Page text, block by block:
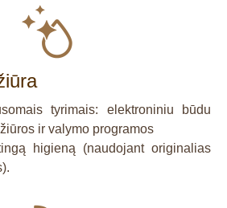
tyrimais: elektroniniu būdu
ir valymo programos
higieną (naudojant originalias